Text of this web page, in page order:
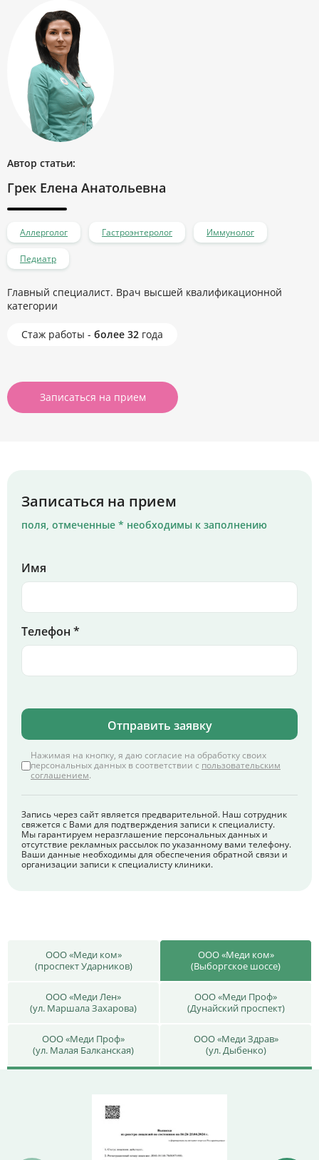
Автор статьи:
Грек Елена Анатольевна
Аллерголог Гастроэнтеролог Иммунолог
Педиатр
Главный специалист. Врач высшей квалификационной
категории
Стаж работы - более 32 года
Записаться на прием
Записаться на прием
поля, отмеченные * необходимы к заполнению
Имя
Телефон *
Отправить заявку
Нажимая на кнопку, я даю согласие на обработку своих
персональных данных в соответствии с пользовательским
соглашением.
Запись через сайт является предварительной. Наш сотрудник
свяжется с Вами для подтверждения записи к специалисту.
Мы гарантируем неразглашение персональных данных и
отсутствие рекламных рассылок по указанному вами телефону.
Ваши данные необходимы для обеспечения обратной связи и
организации записи к специалисту клиники.
ООО «Меди ком»
(проспект Ударников)
ООО «Меди ком»
(Выборгское шоссе)
ООО «Меди Лен»
(ул. Маршала Захарова)
ООО «Меди Проф»
(Дунайский проспект)
ООО «Меди Проф»
(ул. Малая Балканская)
ООО «Меди Здрав»
(ул. Дыбенко)